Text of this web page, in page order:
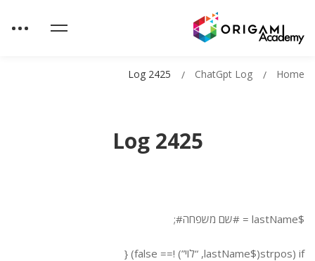
Log 2425
Home
ChatGpt Log
Log 2425
$lastName = #שם משפחה#;
if (strpos($lastName, “לוי”) !== false) {